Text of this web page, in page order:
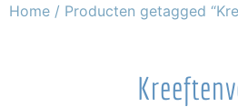
Home / Producten getagged